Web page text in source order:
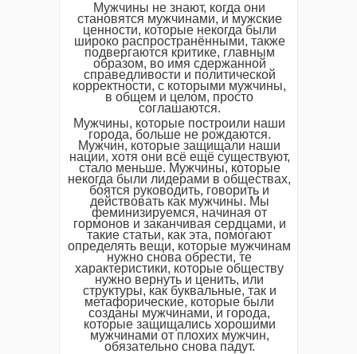
Мужчины не знают, когда они
становятся мужчинами, и мужские
ценности, которые некогда были
широко распространёнными, также
подвергаются критике, главным
образом, во имя сдержанной
справедливости и политической
корректности, с которыми мужчины,
в общем и целом, просто
соглашаются.
Мужчины, которые построили наши
города, больше не рождаются.
Мужчин, которые защищали наши
нации, хотя они всё ещё существуют,
стало меньше. Мужчины, которые
некогда были лидерами в обществах,
боятся руководить, говорить и
действовать как мужчины. Мы
феминизируемся, начиная от
гормонов и заканчивая сердцами, и
такие статьи, как эта, помогают
определять вещи, которые мужчинам
нужно снова обрести, те
характеристики, которые обществу
нужно вернуть и ценить, или
структуры, как буквальные, так и
метафорические, которые были
созданы мужчинами, и города,
которые защищались хорошими
мужчинами от плохих мужчин,
обязательно снова падут.